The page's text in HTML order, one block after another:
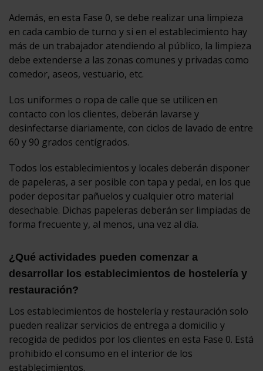
Además, en esta Fase 0, se debe realizar una limpieza
en cada cambio de turno y si en el establecimiento hay
más de un trabajador atendiendo al público, la limpieza
debe extenderse a las zonas comunes y privadas como
comedor, aseos, vestuario, etc.
Los uniformes o ropa de calle que se utilicen en
contacto con los clientes, deberán lavarse y
desinfectarse diariamente, con ciclos de lavado de entre
60 y 90 grados centígrados.
Todos los establecimientos y locales deberán disponer
de papeleras, a ser posible con tapa y pedal, en los que
poder depositar pañuelos y cualquier otro material
desechable. Dichas papeleras deberán ser limpiadas de
forma frecuente y, al menos, una vez al día.
¿Qué actividades pueden comenzar a
desarrollar los establecimientos de hostelería y
restauración?
Los establecimientos de hostelería y restauración solo
pueden realizar servicios de entrega a domicilio y
recogida de pedidos por los clientes en esta Fase 0. Está
prohibido el consumo en el interior de los
establecimientos.